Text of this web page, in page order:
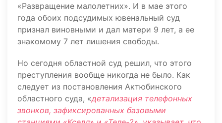
«Развращение малолетних». И в мае этого
года обоих подсудимых ювенальный суд
признал виновными и дал матери 9 лет, а ее
знакомому 7 лет лишения свободы.
Но сегодня областной суд решил, что этого
преступления вообще никогда не было. Как
следует из постановления Актюбинского
областного суда, «детализация телефонных
звонков, зафиксированных базовыми